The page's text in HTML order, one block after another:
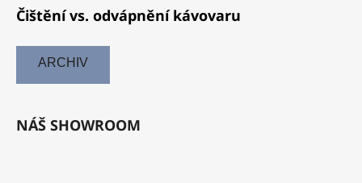
Čištění vs. odvápnění kávovaru
ARCHIV
NÁŠ SHOWROOM